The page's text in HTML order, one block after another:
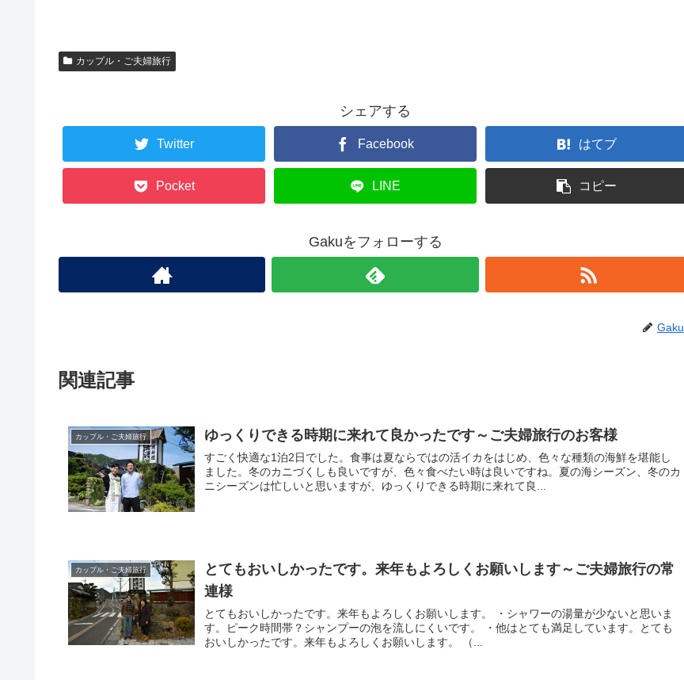
カップル・ご夫婦旅行
シェアする
Twitter Facebook はてブ
Pocket LINE コピー
Gakuをフォローする
Gaku
関連記事
カップル・ご夫婦旅行 ゆっくりできる時期に来れて良かったです～ご夫婦旅行のお客様
すごく快適な1泊2日でした。食事は夏ならではの活イカをはじめ、色々な種類の海鮮を堪能し
ました。冬のカニづくしも良いですが、色々食べたい時は良いですね。夏の海シーズン、冬のカ
ニシーズンは忙しいと思いますが、ゆっくりできる時期に来れて良...
カップル・ご夫婦旅行
とてもおいしかったです。来年もよろしくお願いします～ご夫婦旅行の常
連様
とてもおいしかったです。来年もよろしくお願いします。 ・シャワーの湯量が少ないと思いま
す。ピーク時間帯？シャンプーの泡を流しにくいです。 ・他はとても満足しています。とても
おいしかったです。来年もよろしくお願いします。 （...